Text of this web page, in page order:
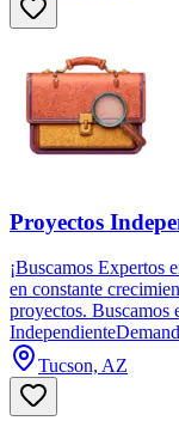
Proyectos
¡Buscamos Expertos
en constante
proyectos. Buscamos
Independiente
Tucson, AZ